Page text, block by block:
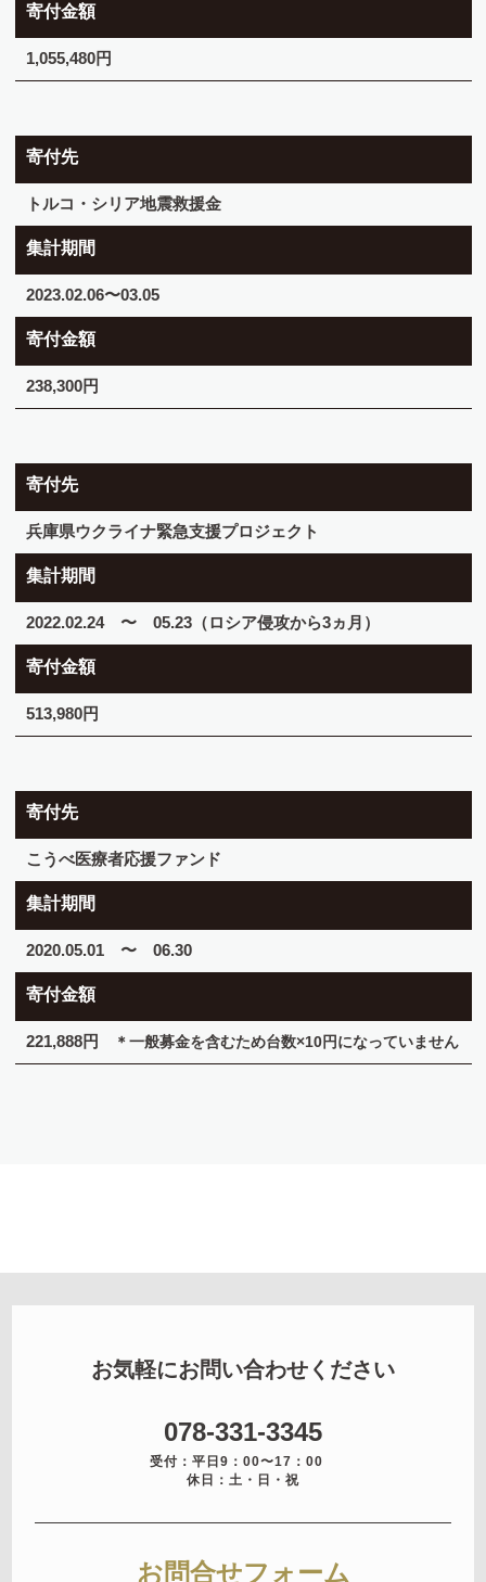
寄付金額
1,055,480円
寄付先
トルコ・シリア地震救援金
集計期間
2023.02.06〜03.05
寄付金額
238,300円
寄付先
兵庫県ウクライナ緊急支援プロジェクト
集計期間
2022.02.24 〜 05.23（ロシア侵攻から3ヵ月）
寄付金額
513,980円
寄付先
こうべ医療者応援ファンド
集計期間
2020.05.01 〜 06.30
寄付金額
221,888円 ＊一般募金を含むため台数×10円になっていません
お気軽にお問い合わせください
078-331-3345
受付：平日9：00〜17：00
休日：土・日・祝
お問合せフォーム